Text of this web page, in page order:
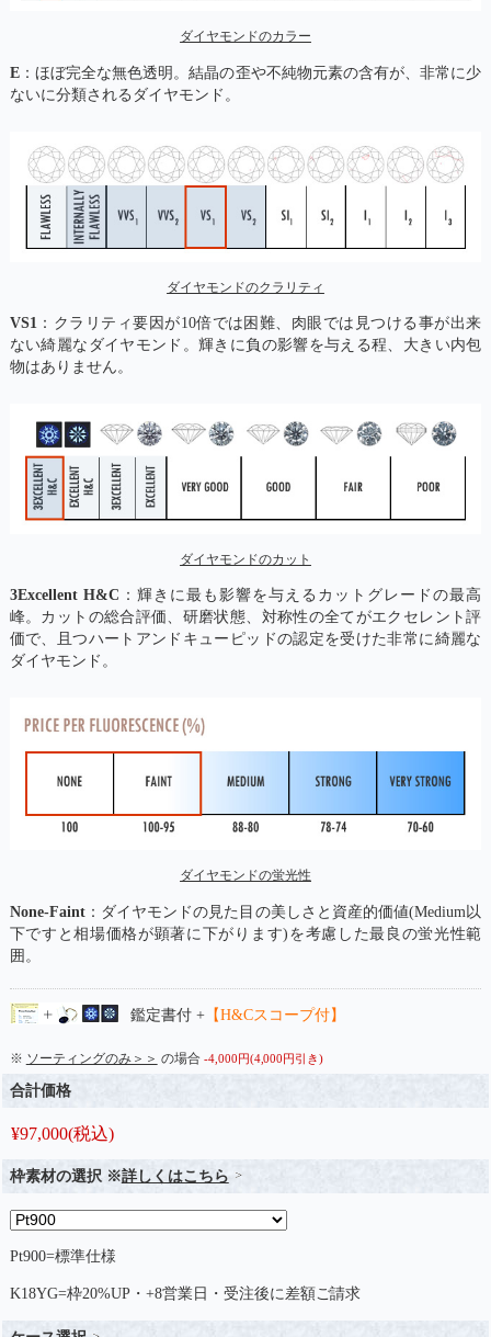
ダイヤモンドのカラー
E：ほぼ完全な無色透明。結晶の歪や不純物元素の含有が、非常に少
ないに分類されるダイヤモンド。
ダイヤモンドのクラリティ
VS1：クラリティ要因が10倍では困難、肉眼では見つける事が出来
ない綺麗なダイヤモンド。輝きに負の影響を与える程、大きい内包
物はありません。
ダイヤモンドのカット
3Excellent H&C ：輝きに最も影響を与えるカットグレードの最高
峰。カットの総合評価、研磨状態、対称性の全てがエクセレント評
価で、且つハートアンドキューピッドの認定を受けた非常に綺麗な
ダイヤモンド。
ダイヤモンドの蛍光性
None-Faint：ダイヤモンドの見た目の美しさと資産的価値(Medium以
下ですと相場価格が顕著に下がります)を考慮した最良の蛍光性範
囲。
鑑定書付 +【H&Cスコープ付】
※ ソーティングのみ＞＞ の場合 -4,000円(4,000円引き)
合計価格
¥97,000(税込)
枠素材の選択 ※詳しくはこちら
Pt900=標準仕様
K18YG=枠20%UP・+8営業日・受注後に差額ご請求